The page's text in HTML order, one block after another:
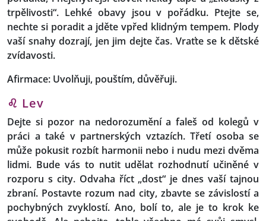
trpělivosti“. Lehké obavy jsou v pořádku. Ptejte se,
nechte si poradit a jděte vpřed klidným tempem. Plody
vaší snahy dozrají, jen jim dejte čas. Vraťte se k dětské
zvídavosti.
Afirmace: Uvolňuji, pouštím, důvěřuji.
♌ Lev
Dejte si pozor na nedorozumění a faleš od kolegů v
práci a také v partnerských vztazích. Třetí osoba se
může pokusit rozbít harmonii nebo i nudu mezi dvěma
lidmi. Bude vás to nutit udělat rozhodnutí učiněné v
rozporu s city. Odvaha říct „dost“ je dnes vaší tajnou
zbraní. Postavte rozum nad city, zbavte se závislostí a
pochybných zvyklostí. Ano, bolí to, ale je to krok ke